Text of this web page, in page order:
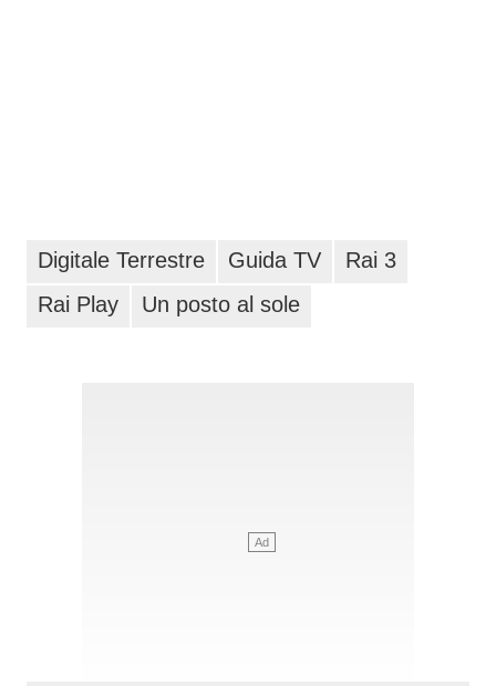
Digitale Terrestre Guida TV
Rai 3
Rai Play
Un posto al sole